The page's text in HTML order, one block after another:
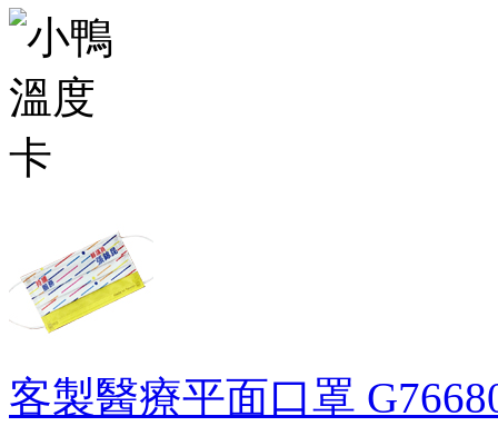
客製醫療平面口罩